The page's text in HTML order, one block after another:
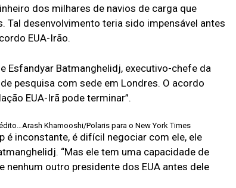
dos milhares de navios de carga que
Tal desenvolvimento teria sido impensável antes
EUA-Irão.
Esfandyar Batmanghelidj, executivo-chefe da
pesquisa com sede em Londres. O acordo
EUA-Irã pode terminar”.
Arash Khamooshi/Polaris para o New York Times
é inconstante, é difícil negociar com ele, ele
“Mas ele tem uma capacidade de
outro presidente dos EUA antes dele